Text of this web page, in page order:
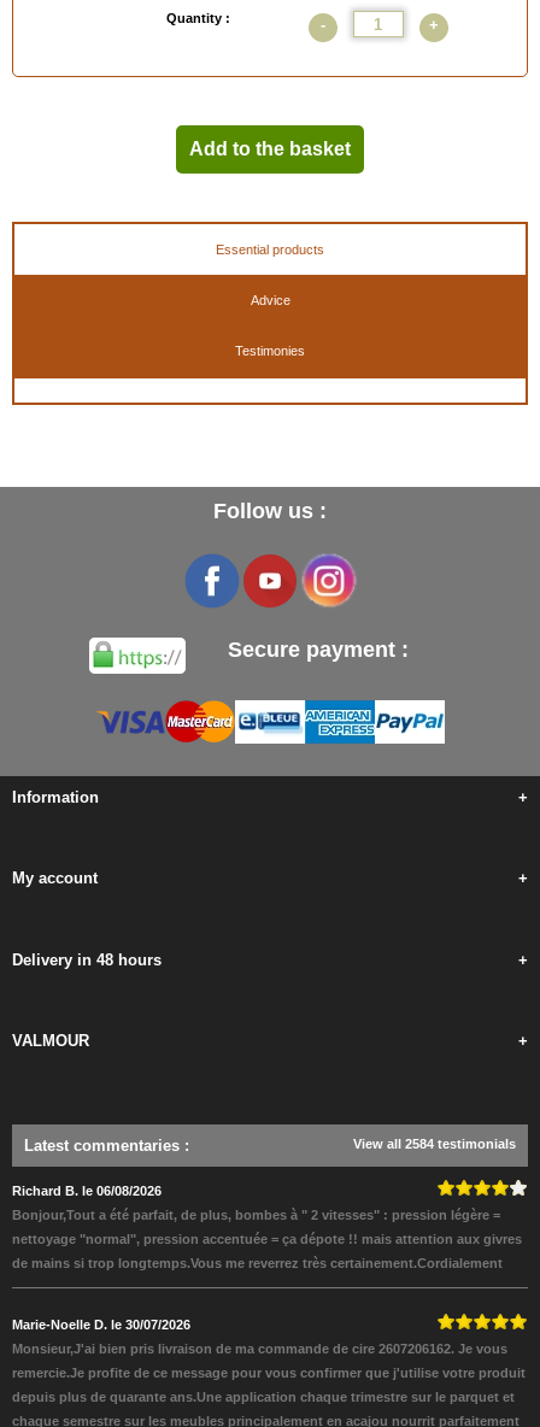
Quantity :
- +
Add to the basket
Essential products
Advice
Testimonies
Follow us :
Secure payment :
Information +
My account +
Delivery in 48 hours +
VALMOUR +
Latest commentaries : View all 2584 testimonials
Richard B. le 06/08/2026
Bonjour,Tout a été parfait, de plus, bombes à " 2 vitesses" : pression légère =
nettoyage "normal", pression accentuée = ça dépote !! mais attention aux givres
de mains si trop longtemps.Vous me reverrez très certainement.Cordialement
Marie-Noelle D. le 30/07/2026
Monsieur,J'ai bien pris livraison de ma commande de cire 2607206162. Je vous
remercie.Je profite de ce message pour vous confirmer que j'utilise votre produit
depuis plus de quarante ans.Une application chaque trimestre sur le parquet et
chaque semestre sur les meubles principalement en acajou nourrit parfaitement